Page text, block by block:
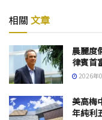
相關 文章
晨麗度
律賓首
2026年
美高梅
年純利